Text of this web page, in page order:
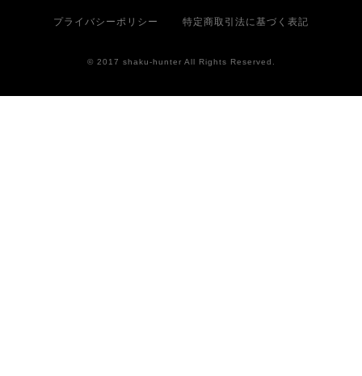
プライバシーポリシー 特定商取引法に基づく表記
© 2017 shaku-hunter All Rights Reserved.